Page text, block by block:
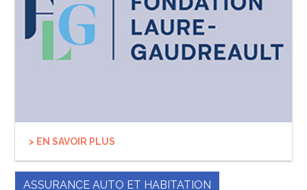
> EN SAVOIR PLUS
ASSURANCE AUTO ET HABITATION